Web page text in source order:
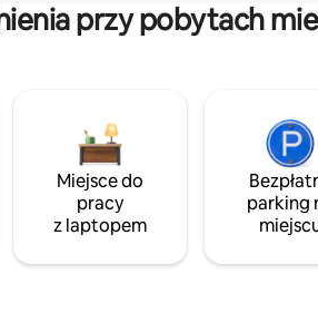
przy pobytach
Miejsce do
pracy
z laptopem
parking